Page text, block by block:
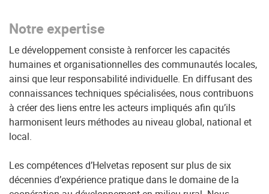
Notre expertise
Le développement consiste à renforcer les capacités
humaines et organisationnelles des communautés locales,
ainsi que leur responsabilité individuelle. En diffusant des
connaissances techniques spécialisées, nous contribuons
à créer des liens entre les acteurs impliqués afin qu’ils
harmonisent leurs méthodes au niveau global, national et
local.
Les compétences d’Helvetas reposent sur plus de six
décennies d’expérience pratique dans le domaine de la